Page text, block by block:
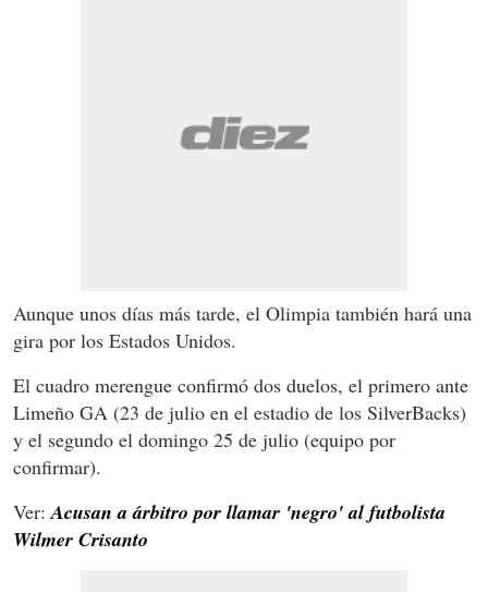
Aunque unos días más tarde, el Olimpia también hará una
gira por los Estados Unidos.
El cuadro merengue confirmó dos duelos, el primero ante
Limeño GA (23 de julio en el estadio de los SilverBacks)
y el segundo el domingo 25 de julio (equipo por
confirmar).
Ver:Acusan a árbitro por llamar 'negro' al futbolista
Wilmer Crisanto